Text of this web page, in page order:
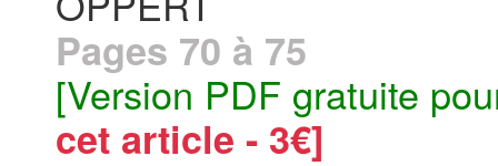
Pages 70 à 75
[Version PDF gratuite
cet article - 3€]